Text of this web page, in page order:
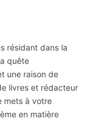
résidant dans la
quête
une raison de
livres et rédacteur
mets à votre
en matière